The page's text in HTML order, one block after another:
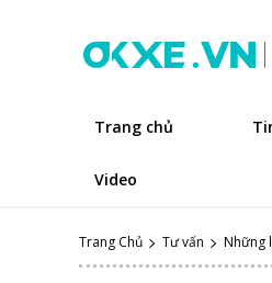
Trang chủ
Video
Trang Chủ Tư vấn Những